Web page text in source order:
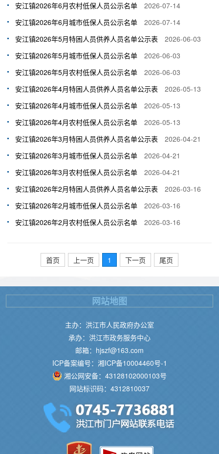
安江镇2026年6月农村低保人员公示名单
2026-07-14
安江镇2026年6月城市低保人员公示名单
2026-07-14
安江镇2026年5月特困人员供养人员名单公示表
2026-06-03
安江镇2026年5月城市低保人员公示名单
2026-06-03
安江镇2026年5月农村低保人员公示名单
2026-06-03
安江镇2026年4月特困人员供养人员名单公示表
2026-05-13
安江镇2026年4月城市低保人员公示名单
2026-05-13
安江镇2026年4月农村低保人员公示名单
2026-05-13
安江镇2026年3月特困人员供养人员名单公示表
2026-04-21
安江镇2026年3月城市低保人员公示名单
2026-04-21
安江镇2026年3月农村低保人员公示名单
2026-04-21
安江镇2026年2月特困人员供养人员名单公示表
2026-03-16
安江镇2026年2月城市低保人员公示名单
2026-03-16
安江镇2026年2月农村低保人员公示名单
2026-03-16
首页 上一页 1 下一页 尾页
主办：洪江市人民政府办公室
承办：洪江市政务服务中心
邮箱：hjszf@163.com
ICP备案编号：湘ICP备10004460号-1
湘公网安备：43128102000103号
网站标识码：4312810037
网站地图